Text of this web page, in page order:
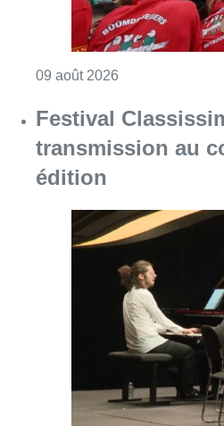
Consulter
Meyboom: Jean
passe le
Bûûmdroegers